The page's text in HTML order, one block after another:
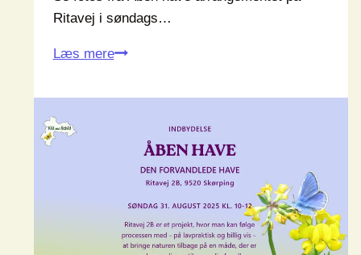
Ritavej i søndags…
Læs mereFotos
forvandlingen
Ritavej